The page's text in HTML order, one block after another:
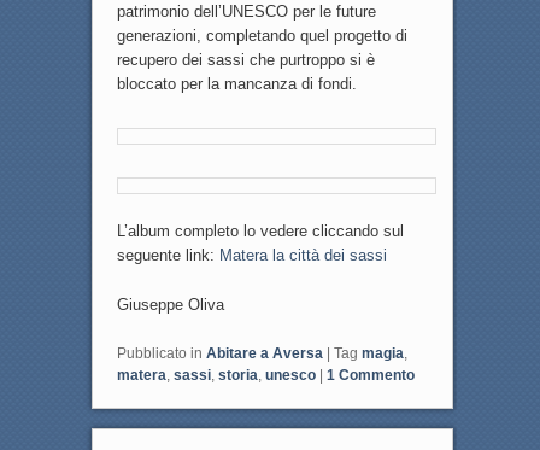
patrimonio dell’UNESCO per le future
generazioni, completando quel progetto di
recupero dei sassi che purtroppo si è
bloccato per la mancanza di fondi.
L’album completo lo vedere cliccando sul
seguente link: Matera la città dei sassi
Giuseppe Oliva
Pubblicato in Abitare a Aversa Tag magia,
matera, sassi, storia, unesco 1Commento